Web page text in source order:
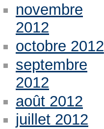
novembre
2012
octobre 2012
septembre
2012
août 2012
juillet 2012